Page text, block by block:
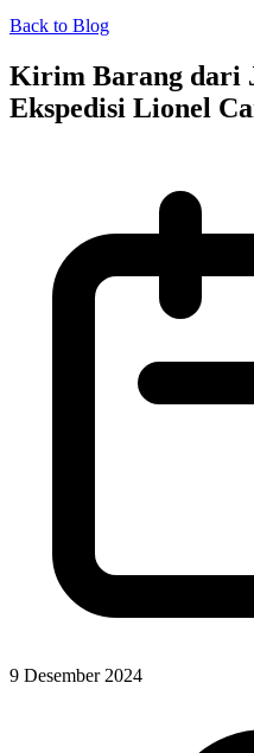
Back to Blog
Kirim Barang dari
Ekspedisi Lionel
9 Desember 2024